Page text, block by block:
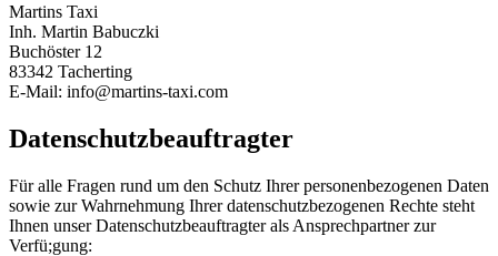
Martins Taxi
Inh. Martin Babuczki
Buchöster 12
83342 Tacherting
E-Mail: info@martins-taxi.com
Datenschutzbeauftragter
Für alle Fragen rund um den Schutz Ihrer personenbezogenen Daten
sowie zur Wahrnehmung Ihrer datenschutzbezogenen Rechte steht
Ihnen unser Datenschutzbeauftragter als Ansprechpartner zur
Verfü;gung: